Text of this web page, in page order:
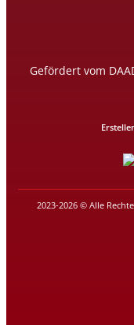
Gefördert vom
2023-2026 © Alle